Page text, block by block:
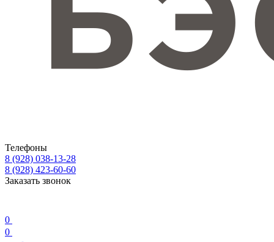
Телефоны
8 (928) 038-13-28
8 (928) 423-60-60
Заказать звонок
0
0